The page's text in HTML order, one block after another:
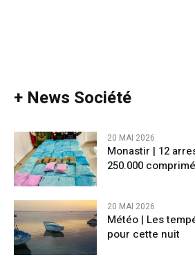
+ News Société
20 MAI 2026
Monastir | 12
250.000
20 MAI 2026
Météo | Les
pour cette nuit